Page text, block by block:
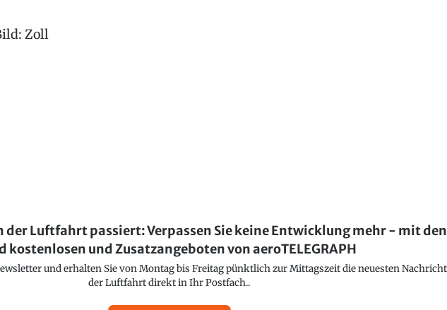
Zoll
der Luftfahrt passiert: Verpassen Sie keine Entwicklung mehr - mit
kostenlosen und Zusatzangeboten von aeroTELEGRAPH
und erhalten Sie von Montag bis Freitag pünktlich zur Mittagszeit die neuesten
der Luftfahrt direkt in Ihr Postfach..